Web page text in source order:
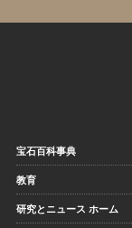
宝石百科事典
教育
研究とニュース ホーム